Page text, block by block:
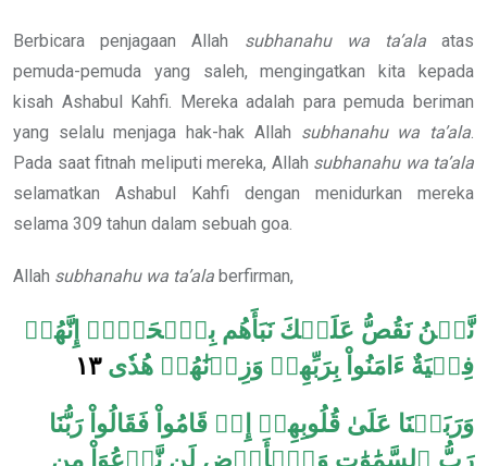
Berbicara penjagaan Allah subhanahu wa ta’alaatas
pemuda-pemuda yang saleh, mengingatkan kita kepada
kisah Ashabul Kahfi. Mereka adalah para pemuda beriman
yang selalu menjaga hak-hak Allah subhanahu wa ta’ala
Pada saat fitnah meliputi mereka, Allah subhanahu wa ta’ala
selamatkan Ashabul Kahfi dengan menidurkan mereka
selama 309 tahun dalam sebuah goa.
Allah subhanahu wa ta’ala berfirman,
نَّحۡنُ نَقُصُّ عَلَيۡكَ نَبَأَهُم بِٱلۡحَقِّۚ إِنَّهُمۡ
فِتۡيَةٌ ءَامَنُواْ بِرَبِّهِمۡ وَزِدۡنَٰهُمۡ هُدٗى ١٣
وَرَبَطۡنَا عَلَىٰ قُلُوبِهِمۡ إِذۡ قَامُواْ فَقَالُواْ رَبُّنَا